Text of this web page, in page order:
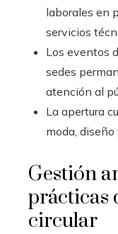
laborales en
servicios
Los eventos
sedes
atención al
La apertura
moda,
Gestión
prácticas
circular